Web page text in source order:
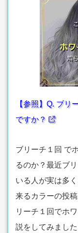
【参照】Q. ブリ
ですか？
ブリーチ１回 で
るのか？最近ブ
いる人が実は多
来るカラーの投
リーチ１回でホ
説をしてみまし